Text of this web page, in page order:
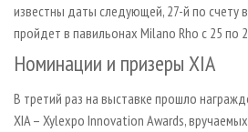
известны даты следующей, 27-й по счету
пройдет в павильонах Milano Rho с 25 по
Номинации и призеры XIA
В третий раз на выставке прошло
XIA – Xylexpo Innovation Awards,